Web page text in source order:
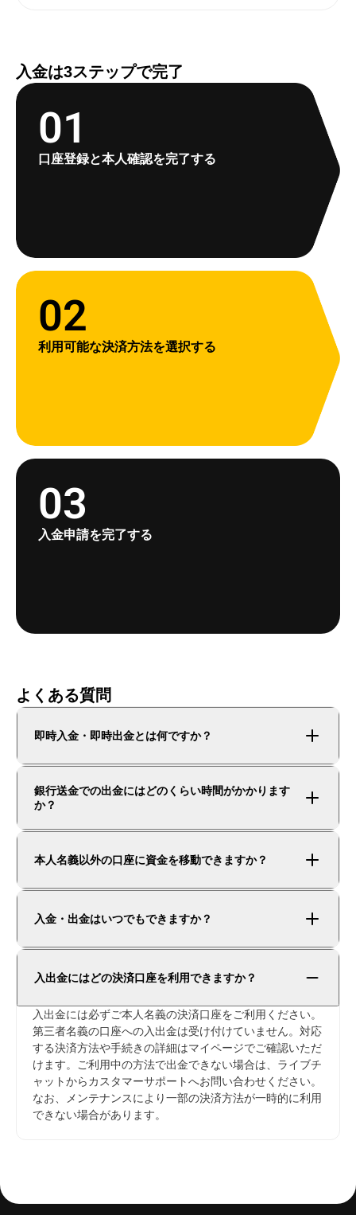
入金は3ステップで完了
01
口座登録と本人確認を完了する
02
利用可能な決済方法を選択する
03
入金申請を完了する
よくある質問
即時入金・即時出金とは何ですか？
銀行送金での出金にはどのくらい時間がかかります
か？
本人名義以外の口座に資金を移動できますか？
入金・出金はいつでもできますか？
入出金にはどの決済口座を利用できますか？
入出金には必ずご本人名義の決済口座をご利用ください。
第三者名義の口座への入出金は受け付けていません。対応
する決済方法や手続きの詳細はマイページでご確認いただ
けます。ご利用中の方法で出金できない場合は、ライブチ
ャットからカスタマーサポートへお問い合わせください。
なお、メンテナンスにより一部の決済方法が一時的に利用
できない場合があります。